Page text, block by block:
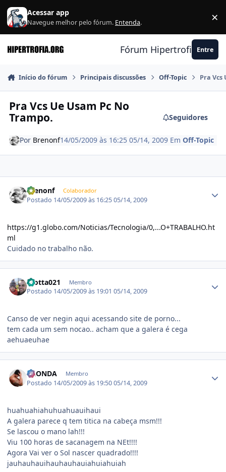
Ir para conteúdo
Acessar app
Navegue melhor pelo fórum. Entenda. ×
Fórum Hipertrofia.org
Entre
Início do fórum Principais discussões Off-Topic Pra Vcs
Pra Vcs Ue Usam Pc No
Trampo.
Seguidores
Por Brenonf14/05/2009 às 16:2505/14, 2009 EmOff-Topic
Brenonf Colaborador
Postado 14/05/2009 às 16:2505/14, 2009
https://g1.globo.com/Noticias/Tecnologia/0,...O+TRABALHO.ht
ml
Cuidado no trabalho não.
motta021 Membro
Postado 14/05/2009 às 19:0105/14, 2009
Canso de ver negin aqui acessando site de porno...
tem cada um sem nocao.. acham que a galera é cega
aehuaeuhae
LAONDA Membro
Postado 14/05/2009 às 19:5005/14, 2009
huahuahiahuhuahuauihaui
A galera parece q tem titica na cabeça msm!!!
Se lascou o mano lah!!!
Viu 100 horas de sacanagem na NEt!!!!
Agora Vai ver o Sol nascer quadrado!!!!
jauhauhauihauhauhauiahuiahuiah